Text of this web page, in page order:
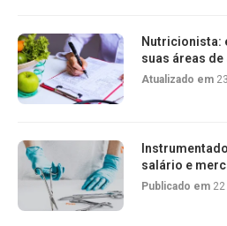
Nutricionista:
suas áreas de
Atualizado em
salário e
Publicado em